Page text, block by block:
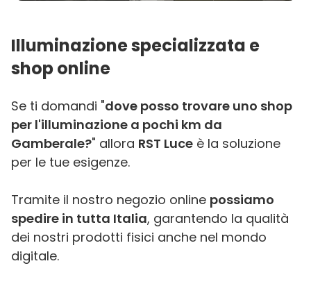
Illuminazione specializzata e
shop online
Se ti domandi "dove posso trovare uno shop
per l'illuminazione a pochi km da
Gamberale?" allora RST Luce è la soluzione
per le tue esigenze.
Tramite il nostro negozio online possiamo
spedire in tutta Italia, garantendo la qualità
dei nostri prodotti fisici anche nel mondo
digitale.